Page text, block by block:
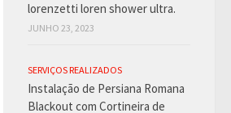
lorenzetti loren shower ultra.
JUNHO 23, 2023
SERVIÇOS REALIZADOS
Instalação de Persiana Romana
Blackout com Cortineira de